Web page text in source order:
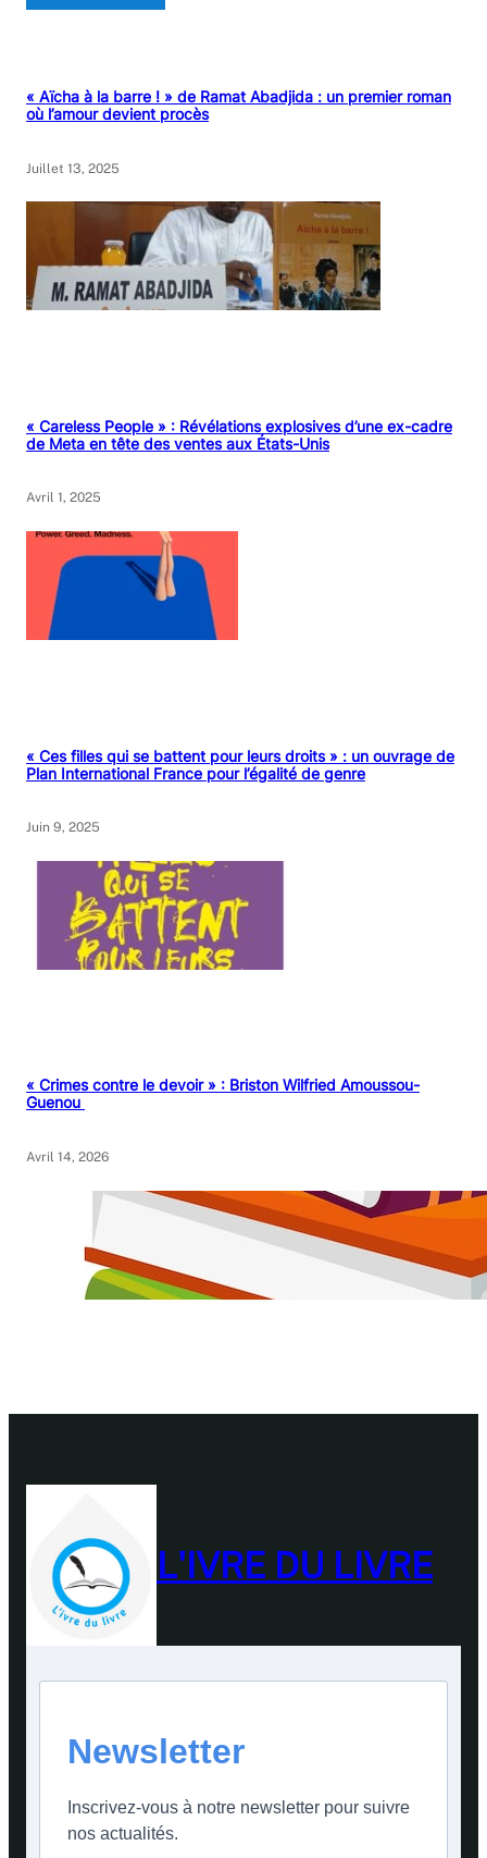
« Aïcha à la barre ! » de Ramat Abadjida : un premier roman
où l’amour devient procès
Juillet 13, 2025
« Careless People » : Révélations explosives d’une ex-cadre
de Meta en tête des ventes aux États-Unis
Avril 1, 2025
« Ces filles qui se battent pour leurs droits » : un ouvrage de
Plan International France pour l’égalité de genre
Juin 9, 2025
« Crimes contre le devoir » : Briston Wilfried Amoussou-
Guenou
Avril 14, 2026
L'IVRE DU LIVRE
Newsletter
Inscrivez-vous à notre newsletter pour suivre
nos actualités.